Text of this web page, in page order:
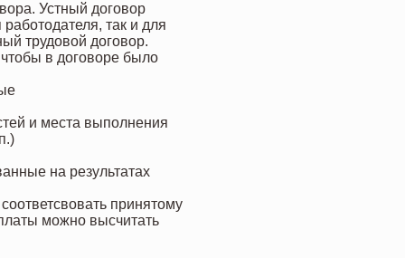
Устный договор
так и для
трудовой договор.
в договоре было
и места выполнения
на результатах
принятому
можно высчитать